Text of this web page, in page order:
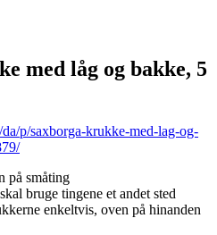
med låg og bakke, 5
p/saxborga-krukke-med-lag-og-
på småting
bruge tingene et andet sted
enkeltvis, oven på hinanden